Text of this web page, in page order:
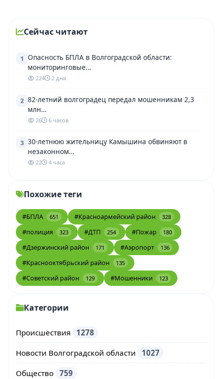
Сейчас читают
1 Опасность БПЛА в Волгоградской области:
мониторинговые…
224 2 дня
2 82-летний волгоградец передал мошенникам 2,3
млн…
26 6 часов
3 30-летнюю жительницу Камышина обвиняют в
незаконном…
22 4 часа
Похожие теги
#БПЛА 651 #Красноармейский район 328
#полиция 323 #ДТП 254 #Пожар 180
#Дзержинский район 171 #Аэропорт 136
#Краснооктябрьский район 135
#Советский район 129 #Мошенники 123
Категории
Происшествия 1278
Новости Волгоградской области 1027
Общество 759